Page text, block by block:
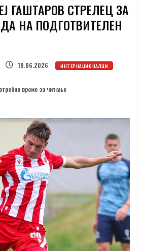
ГАШТАРОВ СТРЕЛЕЦ ЗА
НА ПОДГОТВИТЕЛЕН
19.06.2026 ИНТЕРНАЦИОНАЛЦИ
време за читање